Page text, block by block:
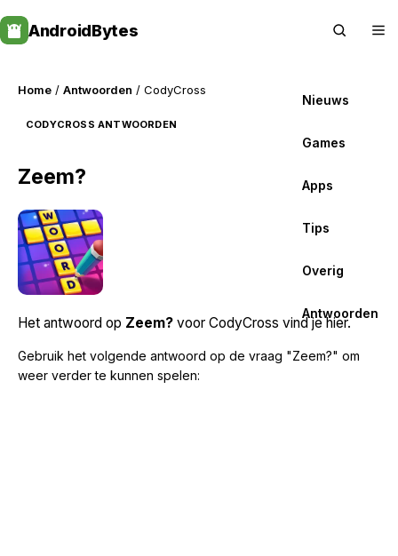
to
content
AndroidBytes
Nieuws
Games
Apps
Tips
Overig
Antwoorden
Home / Antwoorden / CodyCross
CODYCROSS ANTWOORDEN
Zeem?
Het antwoord op Zeem? voor CodyCross vind je hier.
Gebruik het volgende antwoord op de vraag "Zeem?" om
weer verder te kunnen spelen: